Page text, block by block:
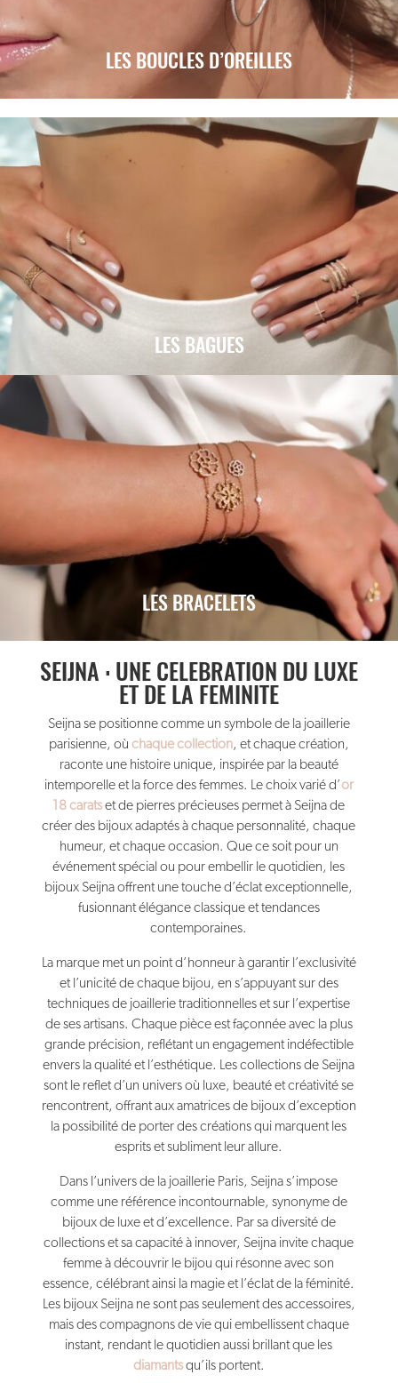
LES BOUCLES D’OREILLES
LES BAGUES
LES BRACELETS
SEIJNA : UNE CELEBRATION DU LUXE
ET DE LA FEMINITE
Seijna se positionne comme un symbole de la joaillerie
parisienne, où chaque collection, et chaque création,
raconte une histoire unique, inspirée par la beauté
intemporelle et la force des femmes. Le choix varié d’or
18 caratset de pierres précieuses permet à Seijna de
créer des bijoux adaptés à chaque personnalité, chaque
humeur, et chaque occasion. Que ce soit pour un
événement spécial ou pour embellir le quotidien, les
bijoux Seijna offrent une touche d’éclat exceptionnelle,
fusionnant élégance classique et tendances
contemporaines.
La marque met un point d’honneur à garantir l’exclusivité
et l’unicité de chaque bijou, en s’appuyant sur des
techniques de joaillerie traditionnelles et sur l’expertise
de ses artisans. Chaque pièce est façonnée avec la plus
grande précision, reflétant un engagement indéfectible
envers la qualité et l’esthétique. Les collections de Seijna
sont le reflet d’un univers où luxe, beauté et créativité se
rencontrent, offrant aux amatrices de bijoux d’exception
la possibilité de porter des créations qui marquent les
esprits et subliment leur allure.
Dans l’univers de la joaillerie Paris, Seijna s’impose
comme une référence incontournable, synonyme de
bijoux de luxe et d’excellence. Par sa diversité de
collections et sa capacité à innover, Seijna invite chaque
femme à découvrir le bijou qui résonne avec son
essence, célébrant ainsi la magie et l’éclat de la féminité.
Les bijoux Seijna ne sont pas seulement des accessoires,
mais des compagnons de vie qui embellissent chaque
instant, rendant le quotidien aussi brillant que les
diamantsqu’ils portent.